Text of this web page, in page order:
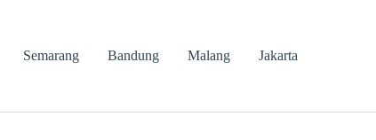
Semarang Bandung Malang Jakarta